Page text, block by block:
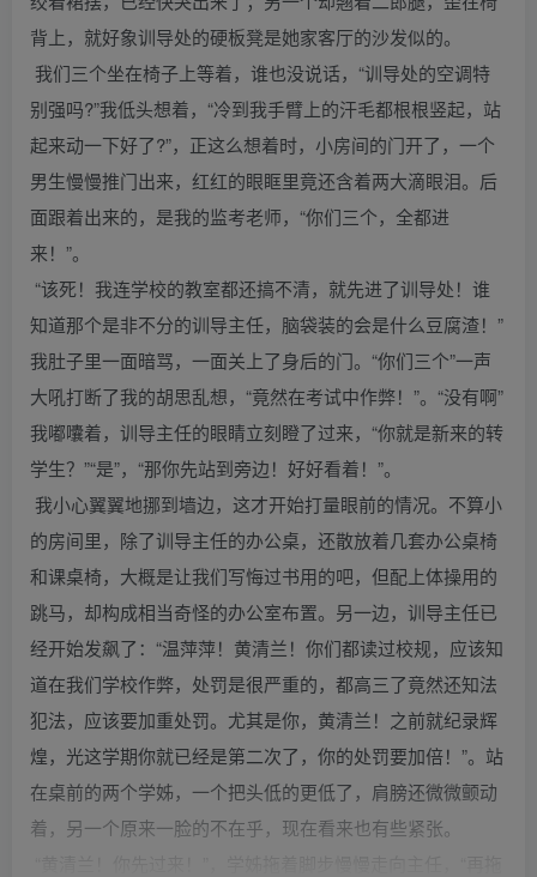
背上，就好象训导处的硬板凳是她家客厅的沙发似的。
我们三个坐在椅子上等着，谁也没说话，“训导处的空调特
别强吗?”我低头想着，“冷到我手臂上的汗毛都根根竖起，站
起来动一下好了?”，正这么想着时，小房间的门开了，一个
男生慢慢推门出来，红红的眼眶里竟还含着两大滴眼泪。后
面跟着出来的，是我的监考老师，“你们三个，全都进
来！”。
“该死！我连学校的教室都还搞不清，就先进了训导处！谁
知道那个是非不分的训导主任，脑袋装的会是什么豆腐渣！”
我肚子里一面暗骂，一面关上了身后的门。“你们三个”一声
大吼打断了我的胡思乱想，“竟然在考试中作弊！”。“没有啊”
我嘟囔着，训导主任的眼睛立刻瞪了过来，“你就是新来的转
学生？”“是”，“那你先站到旁边！好好看着！”。
我小心翼翼地挪到墙边，这才开始打量眼前的情况。不算小
的房间里，除了训导主任的办公桌，还散放着几套办公桌椅
和课桌椅，大概是让我们写悔过书用的吧，但配上体操用的
跳马，却构成相当奇怪的办公室布置。另一边，训导主任已
经开始发飙了：“温萍萍！黄清兰！你们都读过校规，应该知
道在我们学校作弊，处罚是很严重的，都高三了竟然还知法
犯法，应该要加重处罚。尤其是你，黄清兰！之前就纪录辉
煌，光这学期你就已经是第二次了，你的处罚要加倍！”。站
在桌前的两个学姊，一个把头低的更低了，肩膀还微微颤动
着，另一个原来一脸的不在乎，现在看来也有些紧张。